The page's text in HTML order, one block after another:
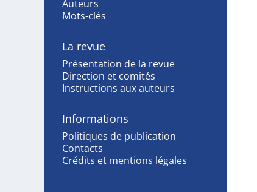
Auteurs
Mots-clés
La revue
Présentation de la revue
Direction et comités
Instructions aux auteurs
Informations
Politiques de publication
Contacts
Crédits et mentions légales